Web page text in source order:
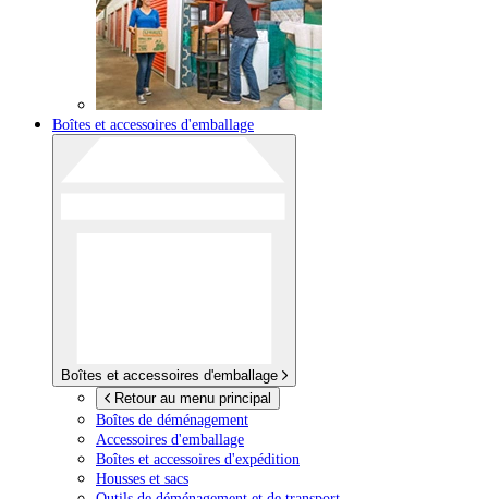
Boîtes et accessoires d'emballage
Boîtes et accessoires d'emballage
Retour au menu principal
Boîtes de déménagement
Accessoires d'emballage
Boîtes et accessoires d'expédition
Housses et sacs